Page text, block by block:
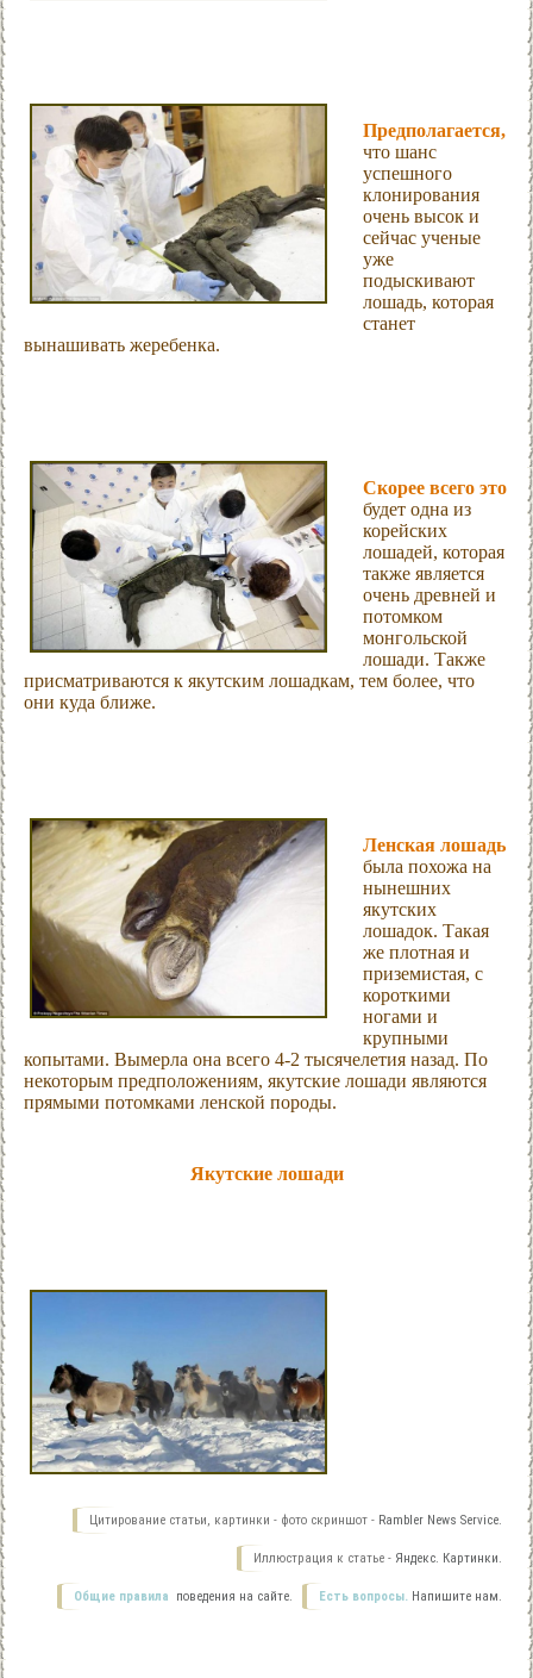
Предполагается,
что шанс
успешного
клонирования
очень высок и
сейчас ученые
уже
подыскивают
лошадь, которая
станет
вынашивать жеребенка.
Скорее всего это
будет одна из
корейских
лошадей, которая
также является
очень древней и
потомком
монгольской
лошади. Также
присматриваются к якутским лошадкам, тем более, что
они куда ближе.
Ленская лошадь
была похожа на
нынешних
якутских
лошадок. Такая
же плотная и
приземистая, с
короткими
ногами и
крупными
копытами. Вымерла она всего 4-2 тысячелетия назад. По
некоторым предположениям, якутские лошади являются
прямыми потомками ленской породы.
Якутские лошади
Цитирование статьи, картинки - фото скриншот - Rambler News Service.
Иллюстрация к статье - Яндекс. Картинки.
Есть вопросы. Напишите нам.
Общие правила поведения на сайте.